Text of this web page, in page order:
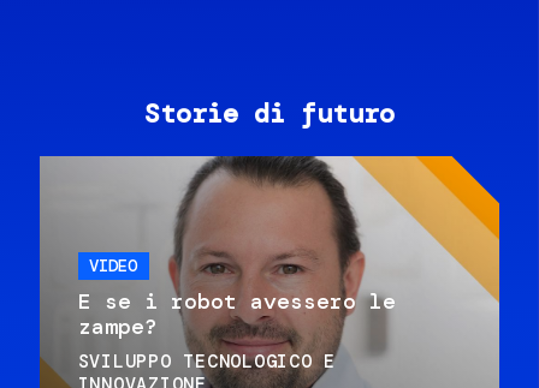
Storie di futuro
VIDEO
E se i robot avessero le
zampe?
SVILUPPO TECNOLOGICO E